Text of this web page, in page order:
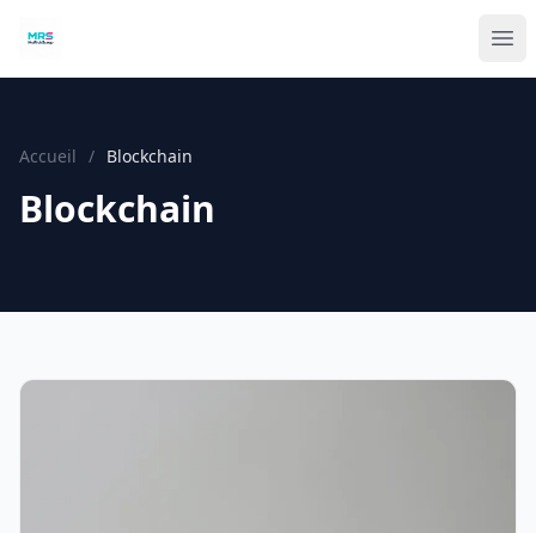
Accueil / Blockchain
Blockchain